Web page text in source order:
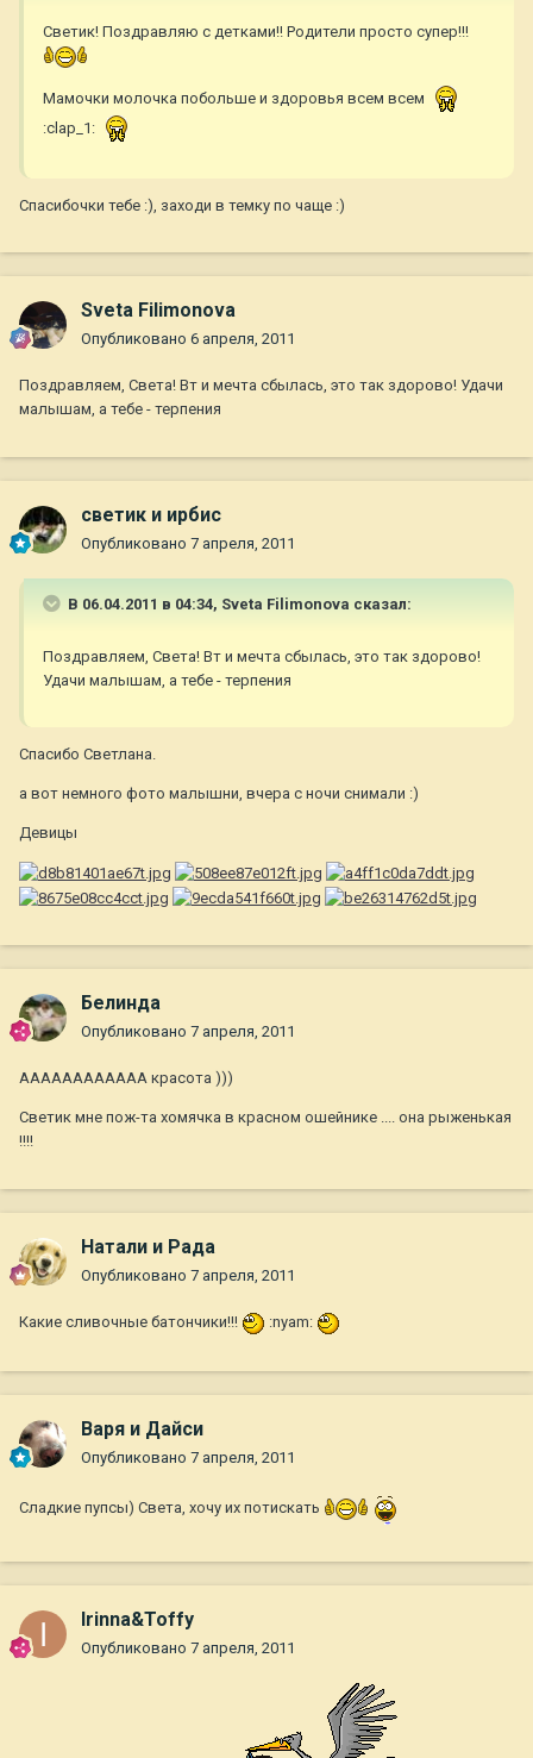
Светик! Поздравляю с детками!! Родители просто супер!!!
Мамочки молочка побольше и здоровья всем всем
:clap_1:
Спасибочки тебе :), заходи в темку по чаще :)
Sveta Filimonova
Опубликовано 6 апреля, 2011
Поздравляем, Света! Вт и мечта сбылась, это так здорово! Удачи
малышам, а тебе - терпения
светик и ирбис
Опубликовано 7 апреля, 2011
В 06.04.2011 в 04:34, Sveta Filimonova сказал:
Поздравляем, Света! Вт и мечта сбылась, это так здорово!
Удачи малышам, а тебе - терпения
Cпасибо Светлана.
а вот немного фото малышни, вчера с ночи снимали :)
Девицы
Белинда
Опубликовано 7 апреля, 2011
АААААААААААА красота )))
Светик мне пож-та хомячка в красном ошейнике .... она рыженькая
!!!!
Натали и Рада
Опубликовано 7 апреля, 2011
Какие сливочные батончики!!! :nyam:
Варя и Дайси
Опубликовано 7 апреля, 2011
Сладкие пупсы) Света, хочу их потискать
Irinna&Toffy
Опубликовано 7 апреля, 2011